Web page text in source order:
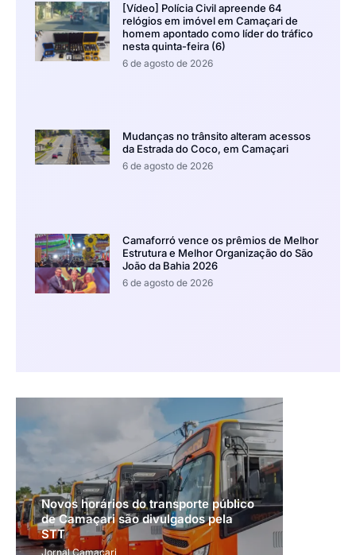
[Vídeo] Polícia Civil apreende 64
relógios em imóvel em Camaçari de
homem apontado como líder do tráfico
nesta quinta-feira (6)
6 de agosto de 2026
Mudanças no trânsito alteram acessos
da Estrada do Coco, em Camaçari
6 de agosto de 2026
Camaforró vence os prêmios de Melhor
Estrutura e Melhor Organização do São
João da Bahia 2026
6 de agosto de 2026
Novos horários do transporte público
de Camaçari são divulgados pela
STT
Jornal Camaçari